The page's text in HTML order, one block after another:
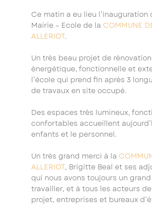
Ce matin a eu lieu l’inauguration
Mairie – Ecole de la COMMUNE
ALLERIOT.
Un très beau projet de rénovation
énergétique, fonctionnelle et
l’école qui prend fin après 3
de travaux en site occupé.
Des espaces très lumineux,
confortables accueillent
enfants et le personnel.
Un très grand merci à la
ALLERIOT, Brigitte Beal et ses
qui nous avons toujours un
travailler, et à tous les acteurs
projet, entreprises et bureaux